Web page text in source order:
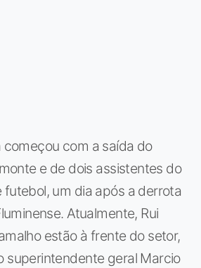
começou com a saída do
e de dois assistentes do
um dia após a derrota
Atualmente, Rui
estão à frente do setor,
superintendente geral Marcio